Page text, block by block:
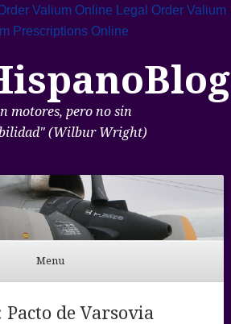
Valium Online Legal Order Valium
Prescriptions Online
motores, pero no sin
(Wilbur Wright)
Menu
Pacto de Varsovia